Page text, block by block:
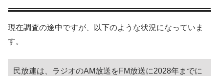
現在調査の途中ですが、以下のような状況になっていま
す。
民放連は、ラジオのAM放送をFM放送に2028年までに